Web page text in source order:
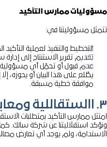
ممارس التأكيد
مسؤوليتنا في:
التخطيط والتنفيذ لعملية التأكيد
تقديم تقرير الاستنتاج إلى إدارة
عدم قبول أو تحمّل أي مسؤولية
يطّلع على هذا البيان أو يحوزه،
موافقة خطية مسبقة.
ممارس التأكيد بمتطلبات
استقلاليتنا عن شركة سالك. كما
ولم يوجد أي تعارض مصالح